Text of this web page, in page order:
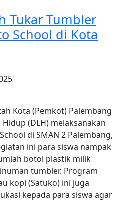
Tukar Tumbler
School di Kota
Kota (Pemkot) Palembang
(DLH) melaksanakan
di SMAN 2 Palembang,
ini para siswa nampak
botol plastik milik
tumbler. Program
kopi (Satuko) ini juga
kepada para siswa agar